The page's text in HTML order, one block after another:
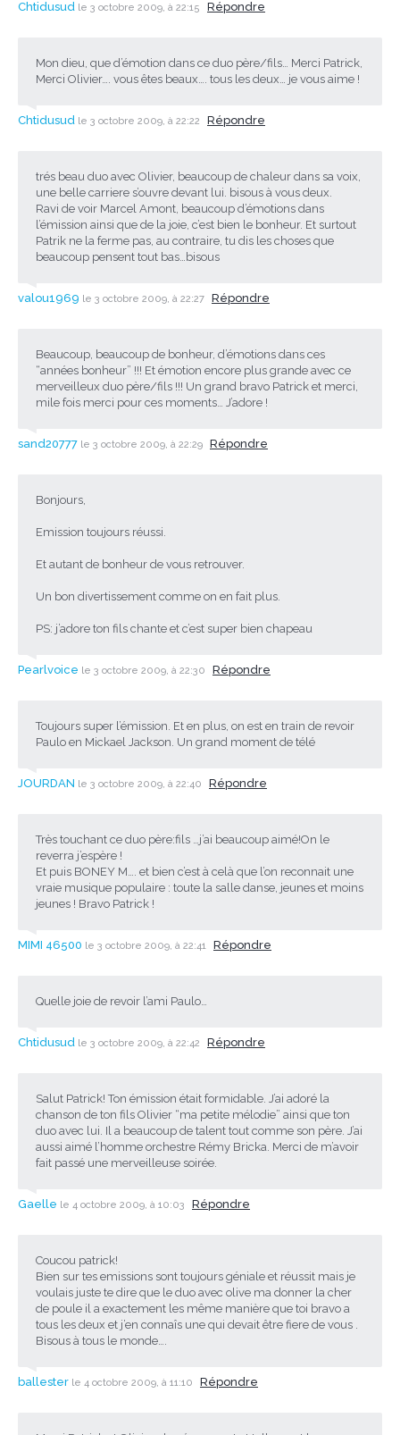
Chtidusud le 3 octobre 2009, à 22:15 Répondre
Mon dieu, que d’émotion dans ce duo père/fils… Merci Patrick,
Merci Olivier…. vous êtes beaux…. tous les deux… je vous aime !
Chtidusud le 3 octobre 2009, à 22:22 Répondre
trés beau duo avec Olivier, beaucoup de chaleur dans sa voix,
une belle carriere s’ouvre devant lui. bisous à vous deux.
Ravi de voir Marcel Amont, beaucoup d’émotions dans
l’émission ainsi que de la joie, c’est bien le bonheur. Et surtout
Patrik ne la ferme pas, au contraire, tu dis les choses que
beaucoup pensent tout bas…bisous
valou1969 le 3 octobre 2009, à 22:27 Répondre
Beaucoup, beaucoup de bonheur, d’émotions dans ces
“années bonheur” !!! Et émotion encore plus grande avec ce
merveilleux duo père/fils !!! Un grand bravo Patrick et merci,
mile fois merci pour ces moments… J’adore !
sand20777 le 3 octobre 2009, à 22:29 Répondre
Bonjours,
Emission toujours réussi.
Et autant de bonheur de vous retrouver.
Un bon divertissement comme on en fait plus.
PS: j’adore ton fils chante et c’est super bien chapeau
Pearlvoice le 3 octobre 2009, à 22:30 Répondre
Toujours super l’émission. Et en plus, on est en train de revoir
Paulo en Mickael Jackson. Un grand moment de télé
JOURDAN le 3 octobre 2009, à 22:40 Répondre
Très touchant ce duo père:fils …j’ai beaucoup aimé!On le
reverra j’espère !
Et puis BONEY M…. et bien c’est à celà que l’on reconnait une
vraie musique populaire : toute la salle danse, jeunes et moins
jeunes ! Bravo Patrick !
MIMI 46500 le 3 octobre 2009, à 22:41 Répondre
Quelle joie de revoir l’ami Paulo…
Chtidusud le 3 octobre 2009, à 22:42 Répondre
Salut Patrick! Ton émission était formidable. J’ai adoré la
chanson de ton fils Olivier “ma petite mélodie” ainsi que ton
duo avec lui. Il a beaucoup de talent tout comme son père. J’ai
aussi aimé l’homme orchestre Rémy Bricka. Merci de m’avoir
fait passé une merveilleuse soirée.
Gaelle le 4 octobre 2009, à 10:03 Répondre
Coucou patrick!
Bien sur tes emissions sont toujours géniale et réussit mais je
voulais juste te dire que le duo avec olive ma donner la cher
de poule il a exactement les même manière que toi bravo a
tous les deux et j’en connaîs une qui devait être fiere de vous .
Bisous à tous le monde….
ballester le 4 octobre 2009, à 11:10 Répondre